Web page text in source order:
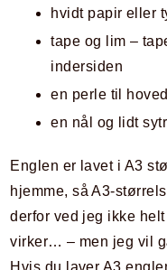
hvidt papir eller
tape og lim –
indersiden
en perle til
en nål og lidt
Englen er lavet i A3
hjemme, så A3-
derfor ved jeg ikke
virker… – men jeg vil